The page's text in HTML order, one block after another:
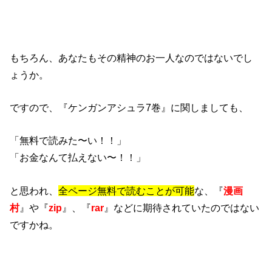
もちろん、あなたもその精神のお一人なのではないでし
ょうか。
ですので、『ケンガンアシュラ7巻』に関しましても、
「無料で読みた〜い！！」
「お金なんて払えない〜！！」
と思われ、全ページ無料で読むことが可能な、『漫画
村』や『zip 』、『rar 』などに期待されていたのではない
ですかね。